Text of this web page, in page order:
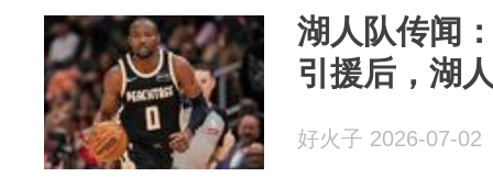
湖人队传闻
引援后，湖
好火子 2026-07-02